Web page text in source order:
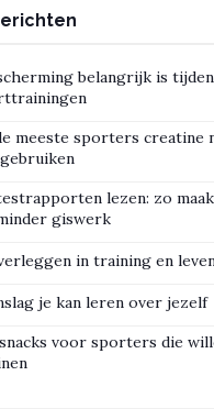
belangrijk is
meeste sporters creatine
lezen: zo
giswerk
in training en
je kan leren over jezelf
voor sporters die